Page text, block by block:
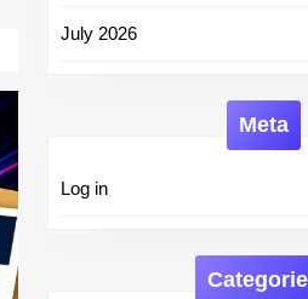
July 2026
Meta
Log in